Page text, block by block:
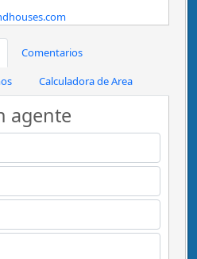
Comentarios
Calculadora de Area
agente